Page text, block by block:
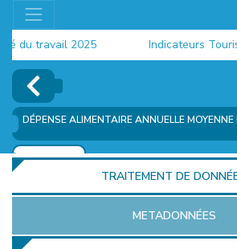
travail 2025 Indicateurs Tourisme
DÉPENSE ALIMENTAIRE ANNUELLE
AJOUTER
TRAITEMENT DE
METADONNÉES